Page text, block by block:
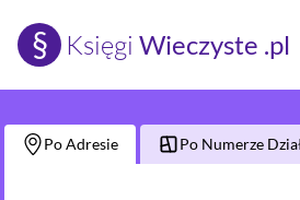
§ Księgi Wieczyste .pl
Po Adresie Po Numerze